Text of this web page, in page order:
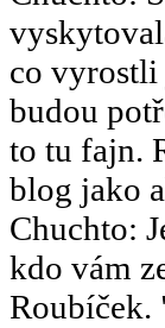
co vyrostli
budou
to tu fajn.
blog jako
Chuchto:
kdo vám
Roubíček.